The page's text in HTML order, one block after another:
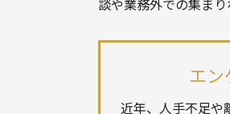
談や業務外での集まり
エン
近年、人手不足や